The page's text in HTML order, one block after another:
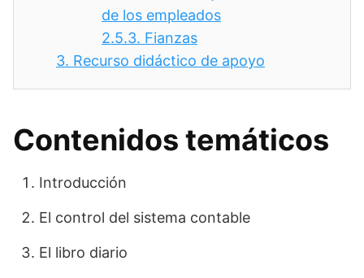
de los empleados
2.5.3. Fianzas
3. Recurso didáctico de apoyo
Contenidos temáticos
Introducción
El control del sistema contable
El libro diario